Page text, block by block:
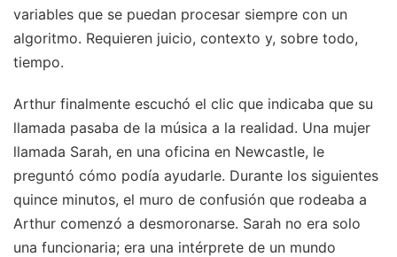
variables que se puedan procesar siempre con un
algoritmo. Requieren juicio, contexto y, sobre todo,
tiempo.
Arthur finalmente escuchó el clic que indicaba que su
llamada pasaba de la música a la realidad. Una mujer
llamada Sarah, en una oficina en Newcastle, le
preguntó cómo podía ayudarle. Durante los siguientes
quince minutos, el muro de confusión que rodeaba a
Arthur comenzó a desmoronarse. Sarah no era solo
una funcionaria; era una intérprete de un mundo